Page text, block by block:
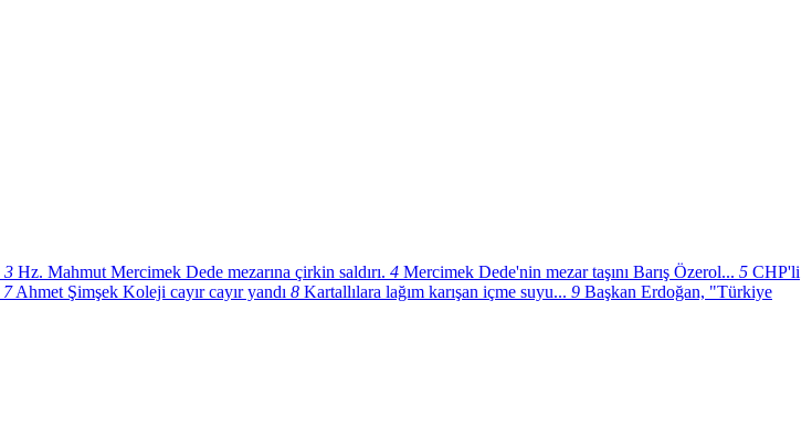
3 Hz. Mahmut Mercimek Dede mezarına çirkin saldırı. 4 Mercimek Dede'nin mezar taşını Barış Özerol... 5 CHP'li
7Ahmet Şimşek Koleji cayır cayır yandı 8 Kartallılara lağım karışan içme suyu... 9 Başkan Erdoğan, "Türkiye